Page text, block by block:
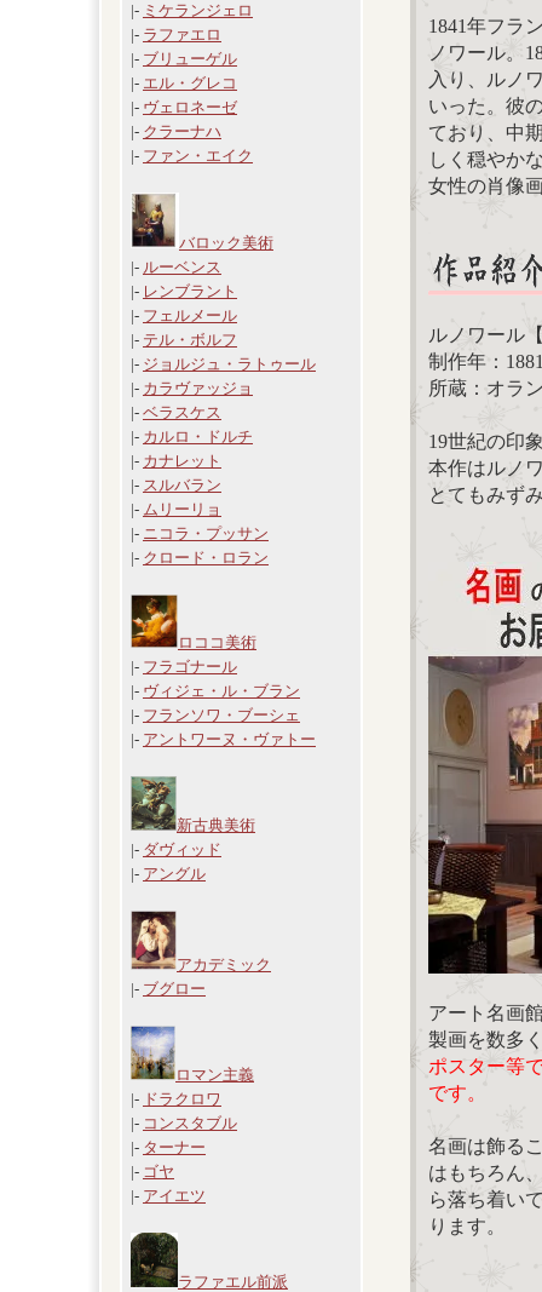
|- ミケランジェロ
|- ラファエロ
|- ブリューゲル
|- エル・グレコ
|- ヴェロネーゼ
|- クラーナハ
|- ファン・エイク
バロック美術
|- ルーベンス
|- レンブラント
|- フェルメール
|- テル・ボルフ
|- ジョルジュ・ラトゥール
|- カラヴァッジョ
|- ベラスケス
|- カルロ・ドルチ
|- カナレット
|- スルバラン
|- ムリーリョ
|- ニコラ・プッサン
|- クロード・ロラン
ロココ美術
|- フラゴナール
|- ヴィジェ・ル・ブラン
|- フランソワ・ブーシェ
|- アントワーヌ・ヴァトー
新古典美術
|- ダヴィッド
|- アングル
アカデミック
|- ブグロー
ロマン主義
|- ドラクロワ
|- コンスタブル
|- ターナー
|- ゴヤ
|- アイエツ
ラファエル前派
1841年フラ
ノワール。
入り、ルノ
いった。彼
ており、中
しく穏やか
女性の肖像
ルノワール
制作年：
所蔵：オラ
19世紀の印
本作はルノ
とてもみず
アート名画
製画を数多
ポスター等
です。
名画は飾る
はもちろん
ら落ち着い
ります。